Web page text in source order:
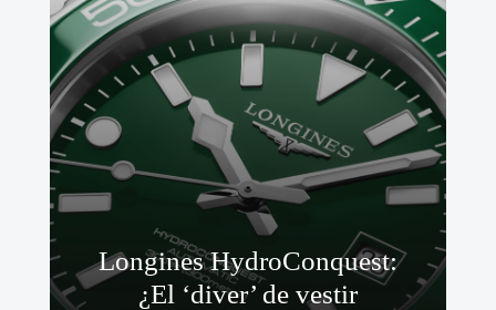
Longines HydroConquest:
¿El ‘diver’ de vestir